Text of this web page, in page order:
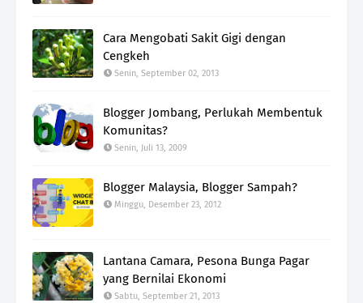
Cara Mengobati Sakit Gigi dengan
Cengkeh
Senin, September 02, 2013
Blogger Jombang, Perlukah Membentuk
Komunitas?
Senin, Juli 13, 2009
Blogger Malaysia, Blogger Sampah?
Minggu, Desember 23, 2012
Lantana Camara, Pesona Bunga Pagar
yang Bernilai Ekonomi
Sabtu, September 21, 2013